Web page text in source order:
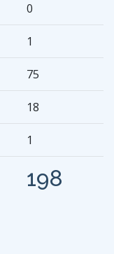
0
1
75
18
1
198